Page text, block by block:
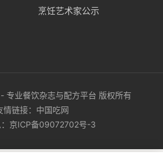
烹饪艺术家公示
业餐饮杂志与配方平台 版权所有
情链接： 中国吃网
京ICP备09072702号-3